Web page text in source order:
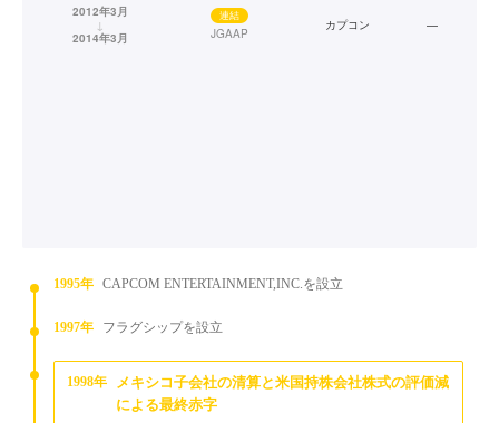
2012年3月
↓
2014年3月
連結
JGAAP
カプコン —
1995年 CAPCOM ENTERTAINMENT,INC.を設立
1997年 フラグシップを設立
1998年
メキシコ子会社の清算と米国持株会社株式の評価減
による最終赤字